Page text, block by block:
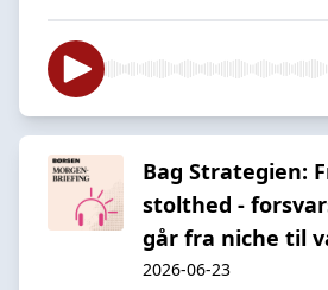
Bag Strategien:
stolthed -
går fra niche til
2026-06-23